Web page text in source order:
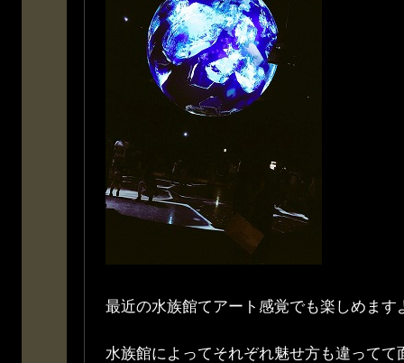
最近の水族館てアート感覚でも楽しめます
水族館によってそれぞれ魅せ方も違ってて